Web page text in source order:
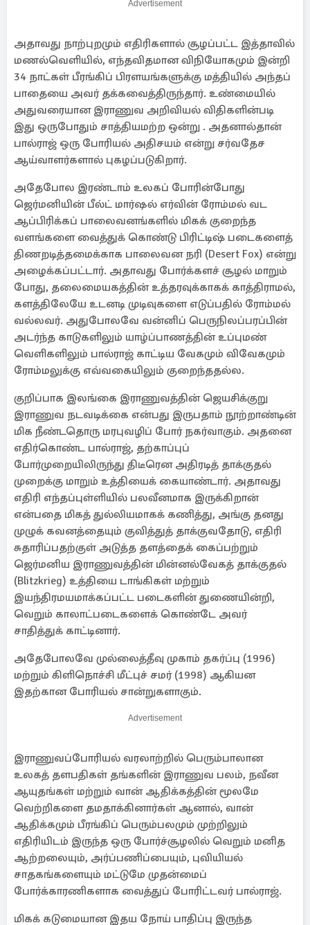
Advertisement
அதாவது நாற்புறமும் எதிரிகளால் சூழப்பட்ட இத்தாவில்
மணல்வெளியில், எந்தவிதமான விநியோகமும் இன்றி
34 நாட்கள் பீரங்கிப் பிரளயங்களுக்கு மத்தியில் அந்தப்
பாதையை அவர் தக்கவைத்திருந்தார். உண்மையில்
அதுவரையான இராணுவ அறிவியல் விதிகளின்படி
இது ஒருபோதும் சாத்தியமற்ற ஒன்று . அதனால்தான்
பால்ராஜ் ஒரு போரியல் அதிசயம் என்று சர்வதேச
ஆய்வாளர்களால் புகழப்படுகிறார்.
அதேபோல இரண்டாம் உலகப் போரின்போது
ஜெர்மனியின் பீல்ட் மார்ஷல் எர்வின் ரோம்மல் வட
ஆப்பிரிக்கப் பாலைவனங்களில் மிகக் குறைந்த
வளங்களை வைத்துக் கொண்டு பிரிட்டிஷ் படைகளைத்
திணறடித்தமைக்காக பாலைவன நரி (Desert Fox) என்று
அழைக்கப்பட்டார். அதாவது போர்க்களச் சூழல் மாறும்
போது, தலைமையகத்தின் உத்தரவுக்காகக் காத்திராமல்,
களத்திலேயே உடனடி முடிவுகளை எடுப்பதில் ரோம்மல்
வல்லவர். அதுபோலவே வன்னிப் பெருநிலப்பரப்பின்
அடர்ந்த காடுகளிலும் யாழ்ப்பாணத்தின் உப்புமண்
வெளிகளிலும் பால்ராஜ் காட்டிய வேகமும் விவேகமும்
ரோம்மலுக்கு எவ்வகையிலும் குறைந்ததல்ல.
குறிப்பாக இலங்கை இராணுவத்தின் ஜெயசிக்குறு
இராணுவ நடவடிக்கை என்பது இருபதாம் நூற்றாண்டின்
மிக நீண்டதொரு மரபுவழிப் போர் நகர்வாகும். அதனை
எதிர்கொண்ட பால்ராஜ், தற்காப்புப்
போர்முறையிலிருந்து திடீரென அதிரடித் தாக்குதல்
முறைக்கு மாறும் உத்தியைக் கையாண்டார். அதாவது
எதிரி எந்தப்புள்ளியில் பலவீனமாக இருக்கிறான்
என்பதை மிகத் துல்லியமாகக் கணித்து, அங்கு தனது
முழுக் கவனத்தையும் குவித்துத் தாக்குவதோடு, எதிரி
சுதாரிப்பதற்குள் அடுத்த தளத்தைக் கைப்பற்றும்
ஜெர்மனிய இராணுவத்தின் மின்னல்வேகத் தாக்குதல்
(Blitzkrieg) உத்தியை டாங்கிகள் மற்றும்
இயந்திரமயமாக்கப்பட்ட படைகளின் துணையின்றி,
வெறும் காலாட்படைகளைக் கொண்டே அவர்
சாதித்துக் காட்டினார்.
அதேபோலவே முல்லைத்தீவு முகாம் தகர்ப்பு (1996)
மற்றும் கிளிநொச்சி மீட்புச் சமர் (1998) ஆகியன
இதற்கான போரியல் சான்றுகளாகும்.
Advertisement
இராணுவப்போரியல் வரலாற்றில் பெரும்பாலான
உலகத் தளபதிகள் தங்களின் இராணுவ பலம், நவீன
ஆயுதங்கள் மற்றும் வான் ஆதிக்கத்தின் மூலமே
வெற்றிகளை தமதாக்கினார்கள் ஆனால், வான்
ஆதிக்கமும் பீரங்கிப் பெரும்பலமும் முற்றிலும்
எதிரியிடம் இருந்த ஒரு போர்ச்சூழலில் வெறும் மனித
ஆற்றலையும், அர்ப்பணிப்பையும், புவியியல்
சாதகங்களையும் மட்டுமே முதன்மைப்
போர்க்காரணிகளாக வைத்துப் போரிட்டவர் பால்ராஜ்.
மிகக் கடுமையான இதய நோய் பாதிப்பு இருந்த